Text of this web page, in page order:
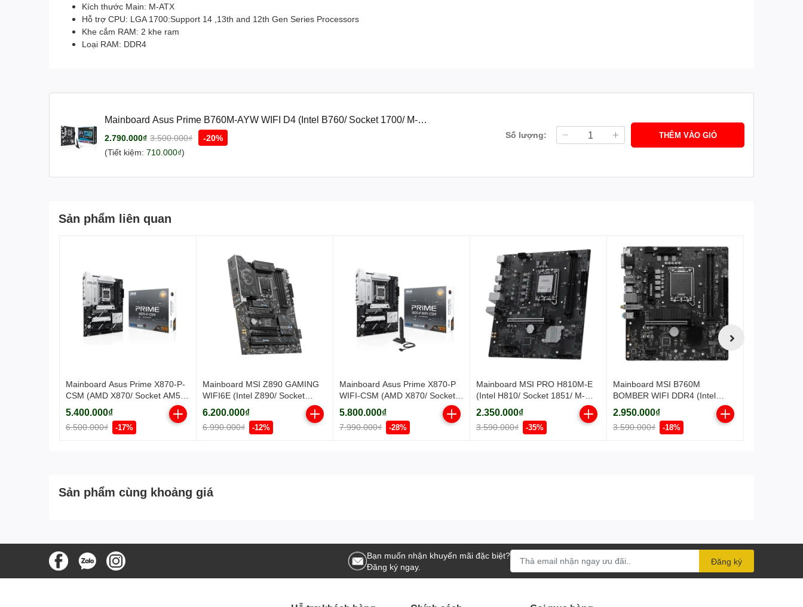
Kích thước Main: M-ATX
Hỗ trợ CPU: LGA 1700:Support 14 ,13th and 12th Gen Series Processors
Khe cắm RAM: 2 khe ram
Loại RAM: DDR4
Mainboard Asus Prime B760M-AYW WIFI D4 (Intel B760/ Socket 1700/ M-
ATX/ 2 khe ram/ DDR4/ 2.5 Gigabit LAN)
2.790.000₫ 3.500.000₫
-20%
(Tiết kiệm:710.000₫)
Số lượng: THÊM VÀO GIỎ
Sản phẩm liên quan
Mainboard Asus Prime X870-P-
CSM (AMD X870/ Socket AM5/
ATX/ 4 khe ram/ DDR5/ 2.5
Gigabit LAN)
5.400.000₫
6.500.000₫ -17%
Mainboard MSI Z890 GAMING
WIFI6E (Intel Z890/ Socket
1851/ ATX/ 4 khe ram)
6.200.000₫
6.990.000₫ -12%
Mainboard Asus Prime X870-P
WIFI-CSM (AMD X870/ Socket
AM5/ ATX/ 4 khe ram/ DDR5/
2.5 Gigabit LAN)
5.800.000₫
7.990.000₫ -28%
Mainboard MSI PRO H810M-E
(Intel H810/ Socket 1851/ M-
ATX/ 2 khe ram)
2.350.000₫
3.590.000₫ -35%
Mainboard MSI B760M
BOMBER WIFI DDR4 (Intel
B760/ Socket 1700/ M-ATX/ 2
khe ram)
2.950.000₫
3.590.000₫ -18%
Sản phẩm cùng khoảng giá
Bạn muốn nhận khuyến mãi đặc biệt?
Đăng ký ngay.
Đăng ký